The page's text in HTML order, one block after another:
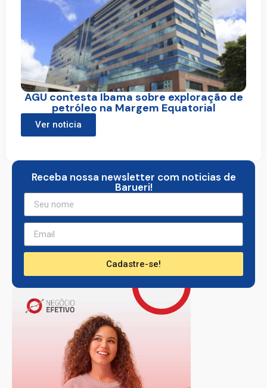
AGU contesta Ibama sobre exploração de
petróleo na Margem Equatorial
Ver noticia
Receba nossa newsletter com noticias de
Barueri!
Cadastre-se!